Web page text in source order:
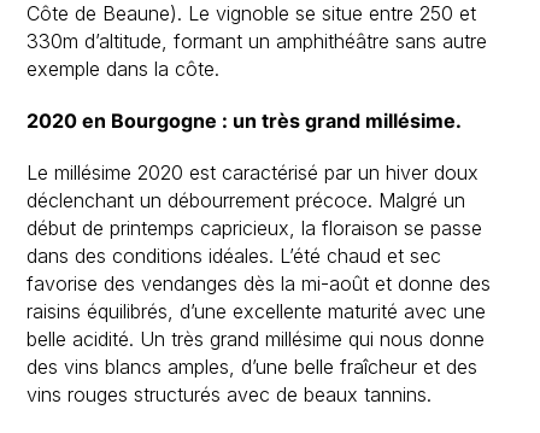
Côte de Beaune). Le vignoble se situe entre 250 et
330m d’altitude, formant un amphithéâtre sans autre
exemple dans la côte.
2020 en Bourgogne : un très grand millésime.
Le millésime 2020 est caractérisé par un hiver doux
déclenchant un débourrement précoce. Malgré un
début de printemps capricieux, la floraison se passe
dans des conditions idéales. L’été chaud et sec
favorise des vendanges dès la mi-août et donne des
raisins équilibrés, d’une excellente maturité avec une
belle acidité. Un très grand millésime qui nous donne
des vins blancs amples, d’une belle fraîcheur et des
vins rouges structurés avec de beaux tannins.